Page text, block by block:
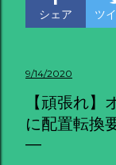
シェア ツ
9/14/2020
【頑張れ
に配置転換